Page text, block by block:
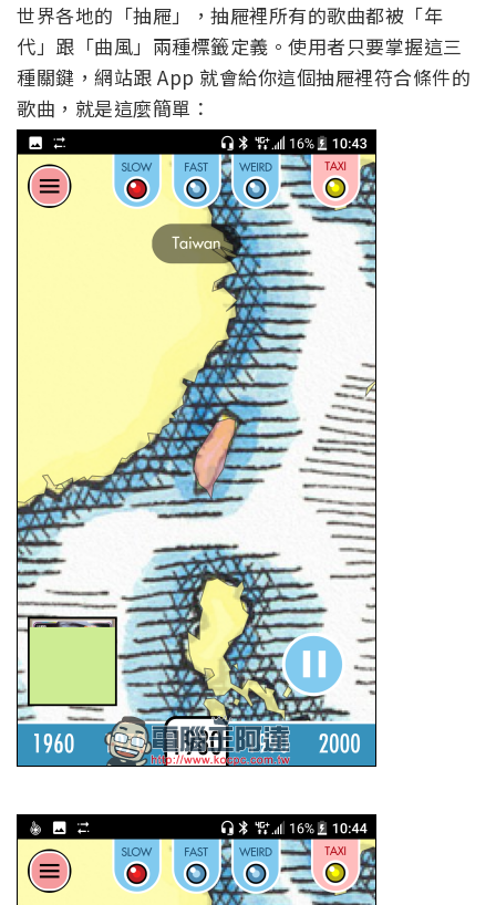
世界各地的「抽屜」，抽屜裡所有的歌曲都被「年
代」跟「曲風」兩種標籤定義。使用者只要掌握這三
種關鍵，網站跟 App 就會給你這個抽屜裡符合條件的
歌曲，就是這麼簡單：